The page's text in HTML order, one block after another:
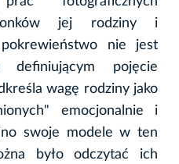
jej rodziny i
pokrewieństwo nie jest
definiującym pojęcie
wagę rodziny jako
emocjonalnie i
swoje modele w ten
było odczytać ich